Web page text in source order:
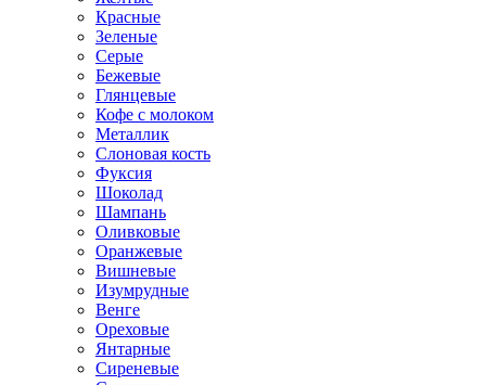
Красные
Зеленые
Серые
Бежевые
Глянцевые
Кофе с молоком
Металлик
Слоновая кость
Фуксия
Шоколад
Шампань
Оливковые
Оранжевые
Вишневые
Изумрудные
Венге
Ореховые
Янтарные
Сиреневые